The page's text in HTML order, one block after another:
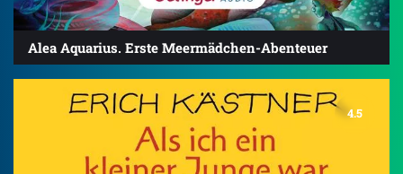
Alea Aquarius. Erste Meermädchen-Abenteuer
4.5